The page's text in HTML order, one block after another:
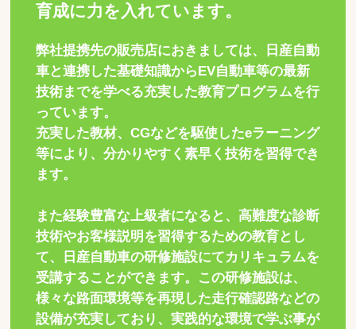
育成に力を入れています。
弊社提携先の販売店におきましては、日産自動
車と連携した基礎知識からEV自動車等の最新
技術までを学べる充実した教育プログラムを行
っています。
充実した教材、CGなどを駆使したeラーニング
等により、分かりやすく素早く技術を習得でき
ます。
また経験豊富な上級者になると、高難度な診断
技術やお客様説明を習得するための教育とし
て、日産自動車の研修施設にてカリキュラムを
受講することができます。この研修施設は、
様々な路面環境等を再現した走行確認路などの
設備が充実しており、実践的な環境で学ぶ事が